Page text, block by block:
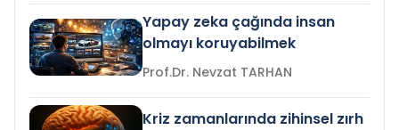
Yapay zeka çağında insan
olmayı koruyabilmek
Prof.Dr. Nevzat TARHAN
Kriz zamanlarında zihinsel zırh